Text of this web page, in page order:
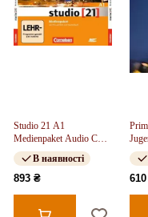
Studio 21 A1
Medienpaket Audio CDs
(4) mit DVD
В наявності
893 ₴